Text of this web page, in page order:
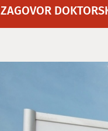
ZAGOVOR